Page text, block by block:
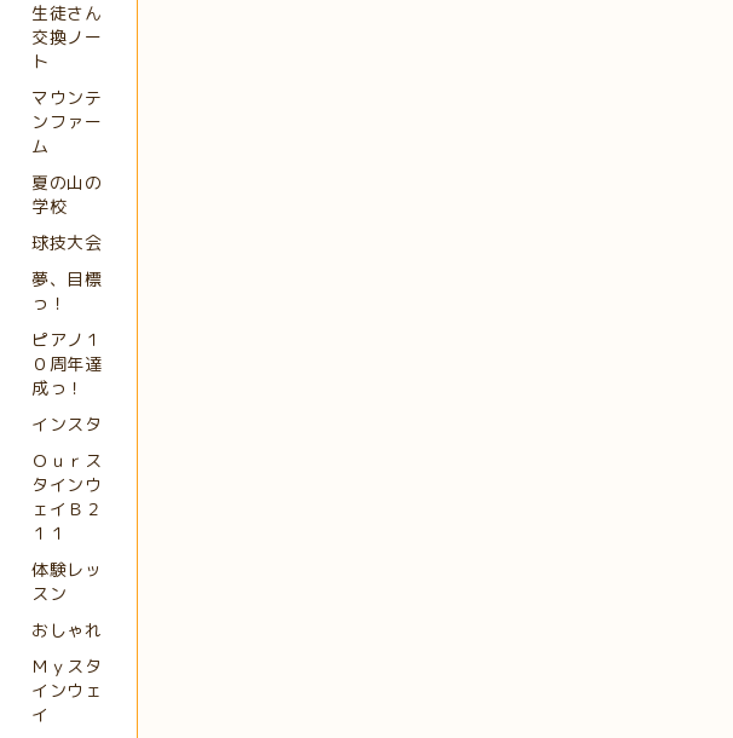
生徒さん
交換ノー
ト
マウンテ
ンファー
ム
夏の山の
学校
球技大会
夢、目標
っ！
ピアノ１
０周年達
成っ！
インスタ
Ｏｕｒス
タインウ
ェイＢ２
１１
体験レッ
スン
おしゃれ
Ｍｙスタ
インウェ
イ